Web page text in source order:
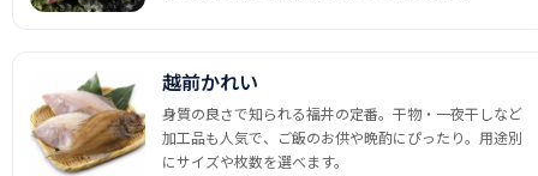
越前かれい
身質の良さで知られる福井の定番。干物・一夜干しなど
加工品も人気で、ご飯のお供や晩酌にぴったり。用途別
にサイズや枚数を選べます。